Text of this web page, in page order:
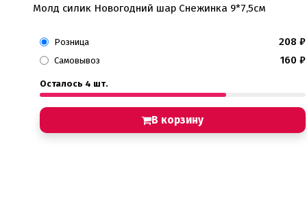
Молд силик Новогодний шар Снежинка 9*7,5см
Розница 208 ₽
Самовывоз 160 ₽
Осталось 4 шт.
В корзину